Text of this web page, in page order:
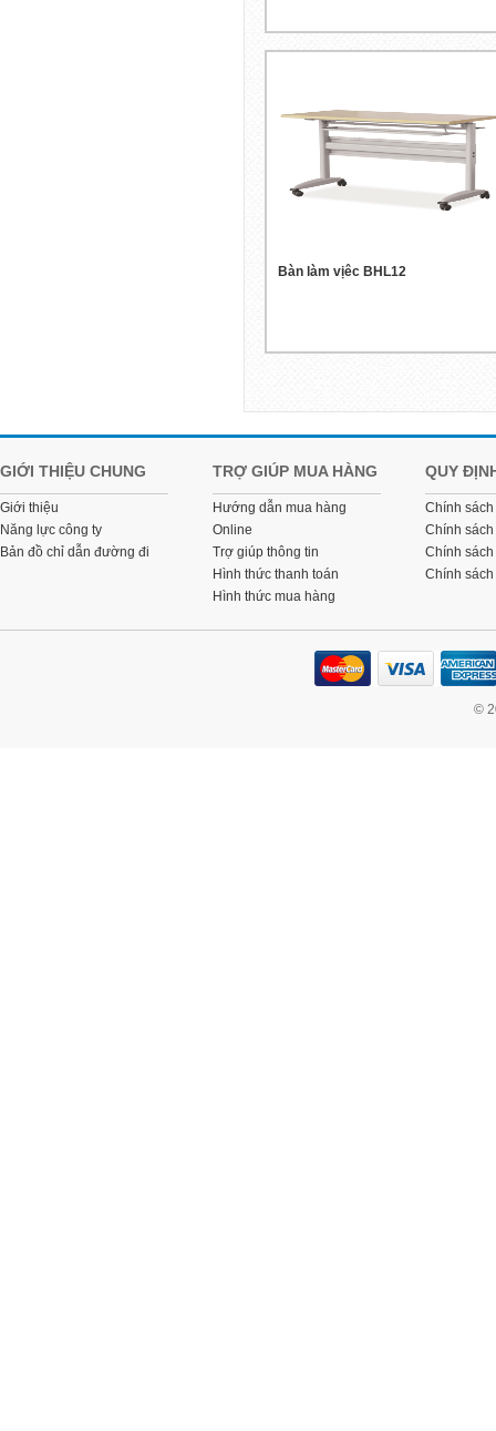
Bàn làm vịêc BHL12
GIỚI THIỆU CHUNG
Giới thiệu
Năng lực công ty
Bản đồ chỉ dẫn đường đi
TRỢ GIÚP MUA HÀNG
Hướng dẫn mua hàng
Online
Trợ giúp thông tin
Hình thức thanh toán
Hình thức mua hàng
QUY
Chính
Chính
Chính
Chính
©